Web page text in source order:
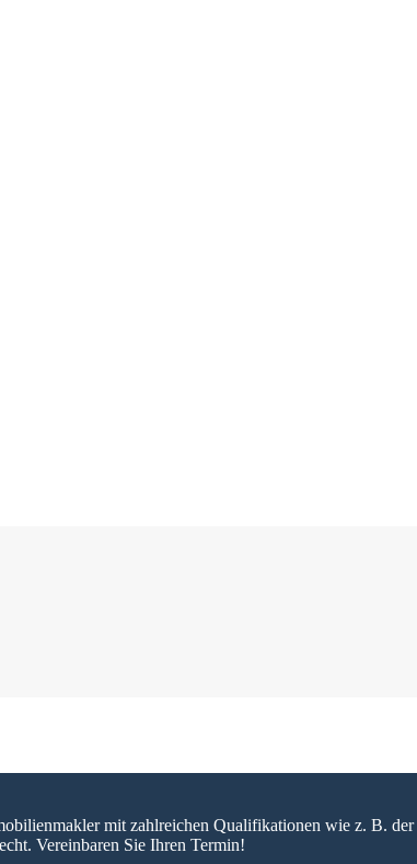
mit zahlreichen Qualifikationen wie z. B.
Vereinbaren Sie Ihren Termin!